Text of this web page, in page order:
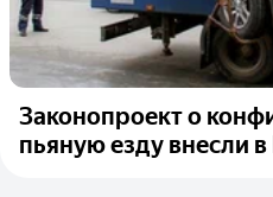
Законопроект о
пьяную езду внесли